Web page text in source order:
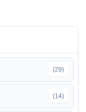
(29)
(14)